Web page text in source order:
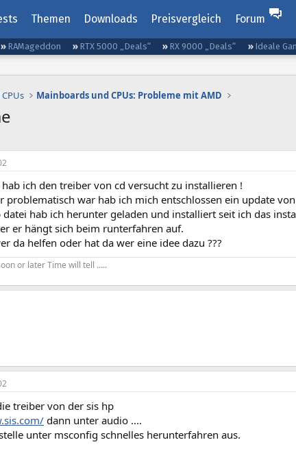
Themen Downloads Preisvergleich Forum
RAMageddon RTX 5000 „Deals“ RX 9000 „Deals“ Ideale
Mainboards und CPUs: Probleme mit AMD
ich den treiber von cd versucht zu installieren !
problematisch war hab ich mich entschlossen ein update
hab ich herunter geladen und installiert seit ich das
er hängt sich beim runterfahren auf.
da helfen oder hat da wer eine idee dazu ???
or later Time will tell .....
treiber von der sis hp
dann unter audio ....
unter msconfig schnelles herunterfahren aus.